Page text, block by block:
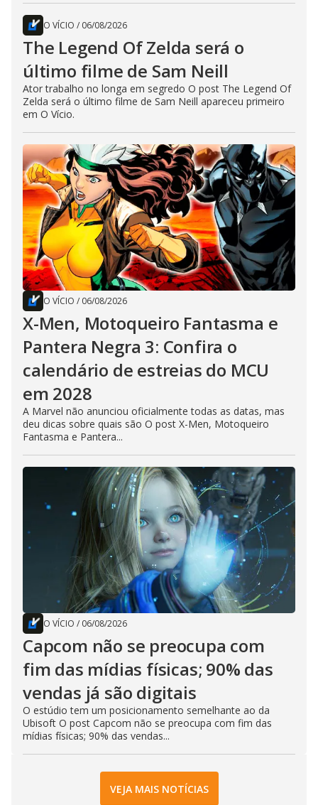
O VÍCIO / 06/08/2026
The Legend Of Zelda será o
último filme de Sam Neill
Ator trabalho no longa em segredo O post The Legend Of
Zelda será o último filme de Sam Neill apareceu primeiro
em O Vício.
O VÍCIO / 06/08/2026
X-Men, Motoqueiro Fantasma e
Pantera Negra 3: Confira o
calendário de estreias do MCU
em 2028
A Marvel não anunciou oficialmente todas as datas, mas
deu dicas sobre quais são O post X-Men, Motoqueiro
Fantasma e Pantera...
O VÍCIO / 06/08/2026
Capcom não se preocupa com
fim das mídias físicas; 90% das
vendas já são digitais
O estúdio tem um posicionamento semelhante ao da
Ubisoft O post Capcom não se preocupa com fim das
mídias físicas; 90% das vendas...
VEJA MAIS NOTÍCIAS